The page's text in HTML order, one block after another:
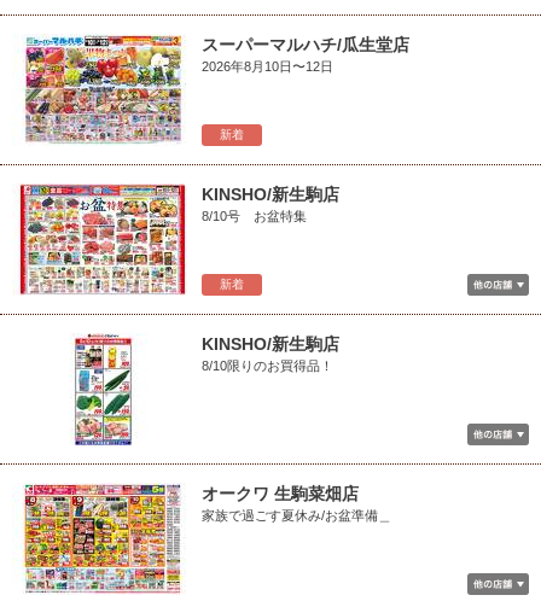
新着
スーパーマルハチ/瓜生堂店
2026年8月10日〜12日
新着
KINSHO/新生駒店
8/10号 お盆特集
KINSHO/新生駒店
8/10限りのお買得品！
オークワ 生駒菜畑店
家族で過ごす夏休み/お盆準備＿